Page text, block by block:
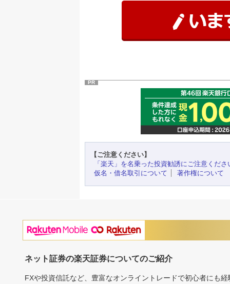
PR
【ご注意ください】
「楽天」を名乗った投資勧誘にご注意くださ
仮名・借名取引について
著作権について
ネット証券の楽天証券についてのご紹介
FXや投資信託など、豊富なオンライントレードで初心者にも